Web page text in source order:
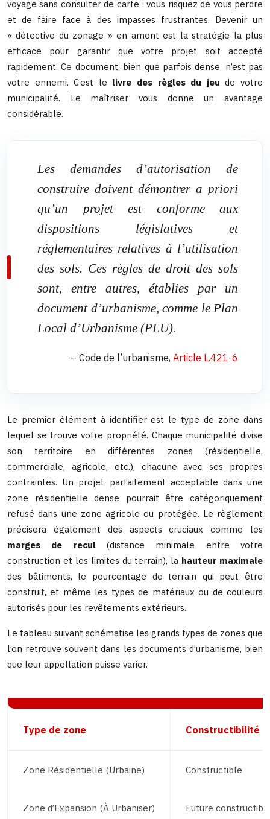
voyage sans consulter de carte : vous risquez de vous perdre
et de faire face à des impasses frustrantes. Devenir un
« détective du zonage » en amont est la stratégie la plus
efficace pour garantir que votre projet soit accepté
rapidement. Ce document, bien que parfois dense, n’est pas
votre ennemi. C’est le livre des règles du jeu de votre
municipalité. Le maîtriser vous donne un avantage
considérable.
Les demandes d’autorisation de
construire doivent démontrer a priori
qu’un projet est conforme aux
dispositions législatives et
réglementaires relatives à l’utilisation
des sols. Ces règles de droit des sols
sont, entre autres, établies par un
document d’urbanisme, comme le Plan
Local d’Urbanisme (PLU).
– Code de l’urbanisme, Article L.421-6
Le premier élément à identifier est le type de zone dans
lequel se trouve votre propriété. Chaque municipalité divise
son territoire en différentes zones (résidentielle,
commerciale, agricole, etc.), chacune avec ses propres
contraintes. Un projet parfaitement acceptable dans une
zone résidentielle dense pourrait être catégoriquement
refusé dans une zone agricole ou protégée. Le règlement
précisera également des aspects cruciaux comme les
marges de recul(distance minimale entre votre
construction et les limites du terrain), la hauteur maximale
des bâtiments, le pourcentage de terrain qui peut être
construit, et même les types de matériaux ou de couleurs
autorisés pour les revêtements extérieurs.
Le tableau suivant schématise les grands types de zones que
l’on retrouve souvent dans les documents d’urbanisme, bien
que leur appellation puisse varier.
Type de zone Constructibilité
Zone Résidentielle (Urbaine) Constructible
Zone d’Expansion (À Urbaniser) Future